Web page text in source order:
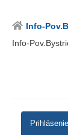
Info-
Info-
Prihlásenie